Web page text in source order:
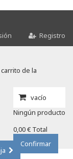
Registro
vacío
Ningún producto
0,00 € Total
Confirmar
de la